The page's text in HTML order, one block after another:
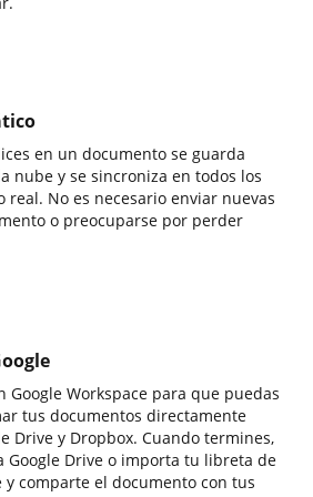
en un documento se guarda
nube y se sincroniza en todos los
No es necesario enviar nuevas
o preocuparse por perder
Google Workspace para que puedas
tus documentos directamente
Drive y Dropbox. Cuando termines,
Google Drive o importa tu libreta de
y comparte el documento con tus